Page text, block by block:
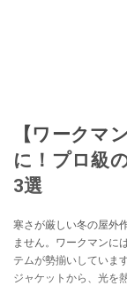
【ワークマ
に！プロ級
3選
寒さが厳しい冬の屋外
ません。ワークマンに
テムが勢揃いしていま
ジャケットから、光を